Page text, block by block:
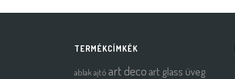
TERMÉKCÍMKÉK
ablak ajtó art deco art glass üveg